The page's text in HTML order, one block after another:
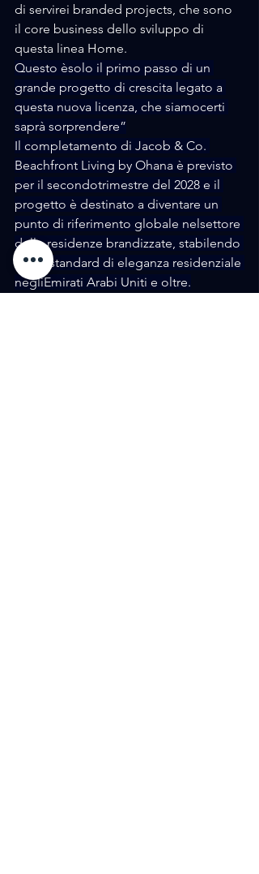
di servirei branded projects, che sono
il core business dello sviluppo di
questa linea Home.
Questo èsolo il primo passo di un
grande progetto di crescita legato a
questa nuova licenza, che siamocerti
saprà sorprendere”
Il completamento di Jacob & Co.
Beachfront Living by Ohana è previsto
per il secondotrimestre del 2028 e il
progetto è destinato a diventare un
punto di riferimento globale nelsettore
delle residenze brandizzate, stabilendo
nuovi standard di eleganza residenziale
negliEmirati Arabi Uniti e oltre.